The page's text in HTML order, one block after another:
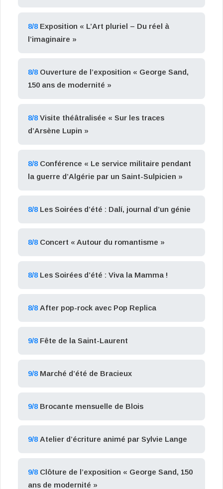
8/8 Exposition « L’Art pluriel – Du réel à
l’imaginaire »
8/8 Ouverture de l’exposition « George Sand,
150 ans de modernité »
8/8 Visite théâtralisée « Sur les traces
d’Arsène Lupin »
8/8 Conférence « Le service militaire pendant
la guerre d’Algérie par un Saint-Sulpicien »
8/8 Les Soirées d’été : Dalí, journal d’un génie
8/8 Concert « Autour du romantisme »
8/8 Les Soirées d’été : Viva la Mamma !
8/8 After pop-rock avec Pop Replica
9/8 Fête de la Saint-Laurent
9/8 Marché d’été de Bracieux
9/8 Brocante mensuelle de Blois
9/8 Atelier d’écriture animé par Sylvie Lange
9/8 Clôture de l’exposition « George Sand, 150
ans de modernité »